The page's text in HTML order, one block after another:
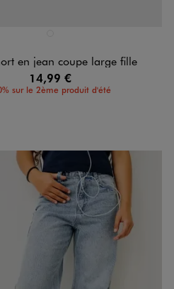
en jean coupe large fille
14,99 €
sur le 2ème produit d'été